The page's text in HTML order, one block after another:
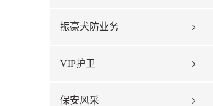
振豪犬防业务
VIP护卫
保安风采